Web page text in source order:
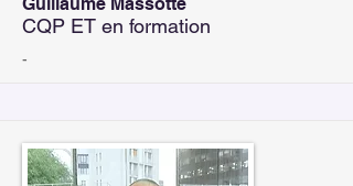
CQP ET en formation
-